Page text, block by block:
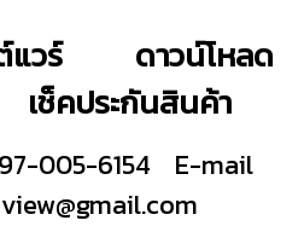
วร์
ดาวน์โหลด
เช็คประกันสินค้า
005-6154
E-mail